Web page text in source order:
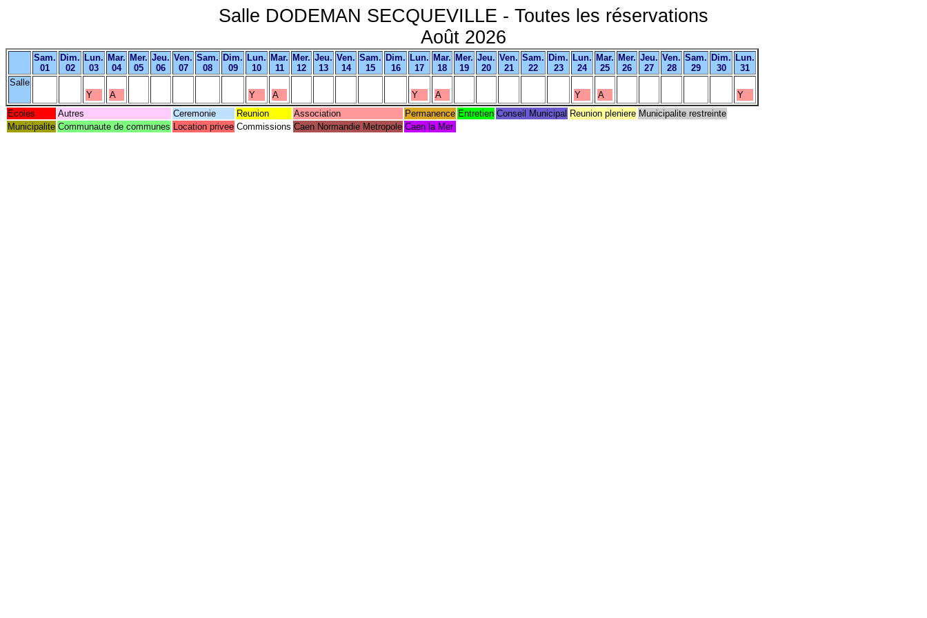
Salle DODEMAN SECQUEVILLE - Toutes les réservations
Août 2026
Sam.
01
Dim.
02
Lun.
03
Mar.
04
Mer.
05
Jeu.
06
Ven.
07
Sam.
08
Dim.
09
Lun.
10
Mar.
11
Mer.
12
Jeu.
13
Ven.
14
Sam.
15
Dim.
16
Lun.
17
Mar.
18
Mer.
19
Jeu.
20
Ven.
21
Sam.
22
Dim.
23
Lun.
24
Mar.
25
Mer.
26
Jeu.
27
Ven.
28
Sam.
29
Dim.
30
Lun.
31
Salle
Y
A Y A Y A Y A
Y
Ecoles
Autres Ceremonie Reunion Association Permanence Entretien Conseil Municipal Reunion pleniere Municipalite restreinte
Municipalite Communaute de communes Location privee Commissions Caen Normandie Metropole Caen la Mer